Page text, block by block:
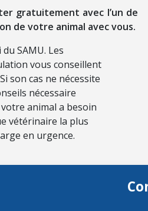
gratuitement avec l’un de
de votre animal avec vous.
SAMU. Les
vous conseillent
son cas ne nécessite
nécessaire
animal a besoin
vétérinaire la plus
en urgence.